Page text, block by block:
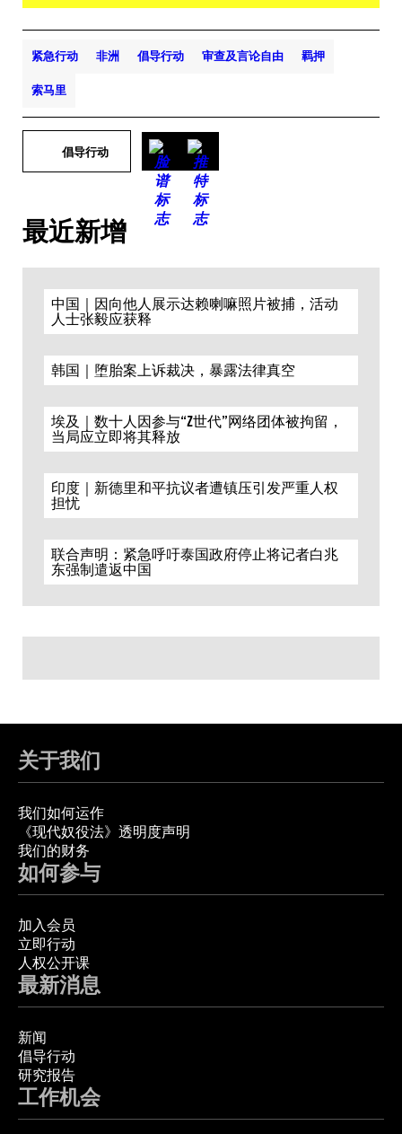
紧急行动 非洲 倡导行动 审查及言论自由 羁押
索马里
倡导行动
最近新增
中国｜因向他人展示达赖喇嘛照片被捕，活动
人士张毅应获释
韩国｜堕胎案上诉裁决，暴露法律真空
埃及｜数十人因参与“Z世代”网络团体被拘留，
当局应立即将其释放
印度｜新德里和平抗议者遭镇压引发严重人权
担忧
联合声明：紧急呼吁泰国政府停止将记者白兆
东强制遣返中国
关于我们
我们如何运作
《现代奴役法》透明度声明
我们的财务
如何参与
加入会员
立即行动
人权公开课
最新消息
新闻
倡导行动
研究报告
工作机会